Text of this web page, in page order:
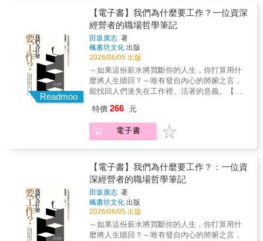
Journal）「一種更人性化的進步方式。」——
《歐普拉日報》（Oprah Daily）
遠、走得多好。當你發現身體檢查的許多指標
嚴重失衡、無法擺脫對績效的執念、很難放下
工作去休息，一旦休假就陷入歉疚的困境，你
真正的敵人是「拼命工作」——它會摧毀人際
關係，消耗幸福感，甚至讓整個人生分崩離
析。本書將帶領你明智地管理健康、財務、時
間和人際關係，將倦怠轉換為平衡與耐力，為
自己找到生活和工作的最佳模式，以充沛活力
取代身心疲憊，以專注取代暈頭轉向。不僅事
業走得長遠，生活亦然。【各方推薦】這本書
不僅是一本書，也是一記警鐘。我花了幾十年
的時間才理解到，成功的關鍵不在拚命努力，
而在於領導者的聰明方法。克里斯．達克以誠
懇坦率、辛苦鍛鍊的智慧和實用策略，說明真
的生活和事業。如果想避免倦怠、走得更遠，
本書就是你的行動手冊。——麥可．波特
（Michael Port），《紐約時報》暢銷書《搶盡
風頭》（Steal the Show，直譯）作者成功不僅
取決於你起步得多快，更取決於你願意走多
遠。這本書獻上了一堂如何打造經得起時間考
驗的事業和人生的大師課。——路易斯．豪斯
己的視角：透過正面的心理調控，將缺點轉化
為優點， 尋找自己的魅力因素，接納通常
被視為缺點的高敏、嫉妒等特質。 ♥觀察讓
你有好感的人：從外表平平卻頗具人氣的人、
氣質高貴的人、 到能讓人卸下武裝的
人……透過案例領悟不同的魅力樣貌。 ♥培
養無可取代的魅力：實戰篇！眼光、氣味、談
吐、風格， 利用立即付諸行動的方法，打
藉獨有的魅力贏得周遭人的好感，進而打動人
作、生活，全部順利展開！※初版名為：好感
的開始
的地方？人際相處、職場謀略、成功之道，盡
在《戰國策》！● 瞬息萬變的職場中，維持地
位的關鍵不只是努力，而是「語言力」？● 有
邏輯的溝通固然重要，「有故事」的敘事往往
才是決勝的關鍵？● 想說服上位者，關鍵不是
你有沒有道理，而是他是否聽得懂？職場，就
如同沒有硝煙的戰國，要想翻身，不能只是埋
頭苦幹。在二十一世紀的今天，當我們面對企
業的談判、商場的競爭，甚至是國際政治的角
力時，依然能看見《戰國策》的影子。每一個
實都是當代的「策士」。學習古人的智慧，是
為了在複雜多變的世界中，擁有一雙看透本質
的慧眼，和一張能夠化干戈為玉帛的利嘴。無
需要學習策士們「量身定做」的說話藝術，在
合適的語境中，用最精準的言語打動人心，為
自己創造更多機會。生活中的歷史學家胡川
安，以史學家的獨特視角、文學家的凝練文
筆、經營者的戰略思維，融合當今國際局勢、
企業案例，為這部全世界最精采的說話寶典，
帶來全新的解讀。不但是《戰國策》的最佳入
Readmoo
【電子書】我們為什麼要工作？一位資深
經營者的職場哲學筆記
田坂廣志 著
楓書坊文化 出版
2026/06/05 出版
～如果這份薪水將買斷你的人生，你打算用什
麼將人生贖回？～唯有發自內心的肺腑之言，
能找回人們迷失在工作裡、活著的意義。【本
萬分」的長銷書。◎重新定義「工作的報
酬」，挑戰「薪資至上」的價值觀。◎獻給現
代人的職場哲學，拯救每一位對現況感到精疲
感？年輕時描繪的藍圖，常在進入社會後碰撞
得支離破碎。面對被迫選擇的崗位、不順人意
的進展，我們很容易陷入「為了生計而努力」
的泥沼，任由生命，在機械式的循環裡消磨殆
盡。這本書，便是想陪伴那些經歷挫折、感到
自己正逐漸「喪屍化」的人，提醒著我們，職
場中的每一次磨合、承擔的每一份責任，甚至
是令人感到有些痛苦的部分，都是在構築一份
特價 266 元
電子書
【電子書】我們為什麼要工作？：一位資
深經營者的職場哲學筆記
田坂廣志 著
楓書坊文化 出版
2026/06/05 出版
～如果這份薪水將買斷你的人生，你打算用什
麼將人生贖回？～唯有發自內心的肺腑之言，